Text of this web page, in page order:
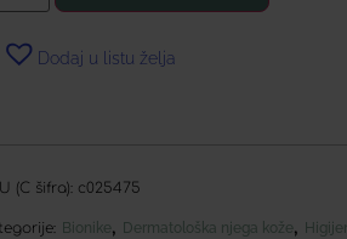
Dodaj u listu želja
(C šifra): c025475
Bionike, Dermatološka njega kože,